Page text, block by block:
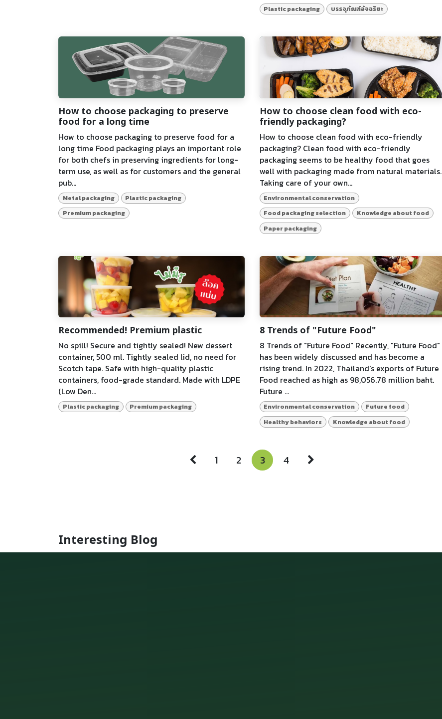
Plastic packaging บรรจุภัณฑ์อัจฉริยะ
How to choose packaging to preserve
food for a long time
How to choose packaging to preserve food for a
long time Food packaging plays an important role
for both chefs in preserving ingredients for long-
term use, as well as for customers and the general
pub...
Metal packaging
Plastic packaging
Premium packaging
How to choose clean food with eco-
friendly packaging?
How to choose clean food with eco-friendly
packaging? Clean food with eco-friendly
packaging seems to be healthy food that goes
well with packaging made from natural materials.
Taking care of your own...
Environmental conservation
Food packaging selection
Knowledge about food
Paper packaging
Recommended! Premium plastic
No spill! Secure and tightly sealed! New dessert
container, 500 ml. Tightly sealed lid, no need for
Scotch tape. Safe with high-quality plastic
containers, food-grade standard. Made with LDPE
(Low Den...
Plastic packaging Premium packaging
8 Trends of "Future Food"
8 Trends of "Future Food" Recently, "Future Food"
has been widely discussed and has become a
rising trend. In 2022, Thailand's exports of Future
Food reached as high as 98,056.78 million baht.
Future ...
Environmental conservation
Future food
Healthy behaviors
Knowledge about food
1 2 3 4
Interesting Blog